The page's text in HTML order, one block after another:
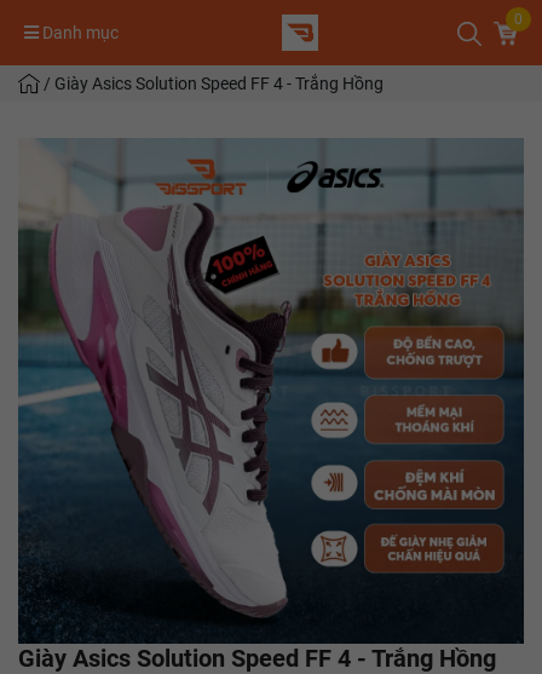
Danh mục
0
/ Giày Asics Solution Speed FF 4 - Trắng Hồng
Giày Asics Solution Speed FF 4 - Trắng Hồng